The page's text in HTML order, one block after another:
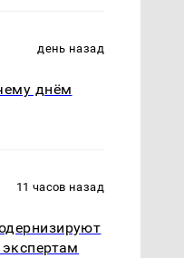
день назад
днём
11 часов назад